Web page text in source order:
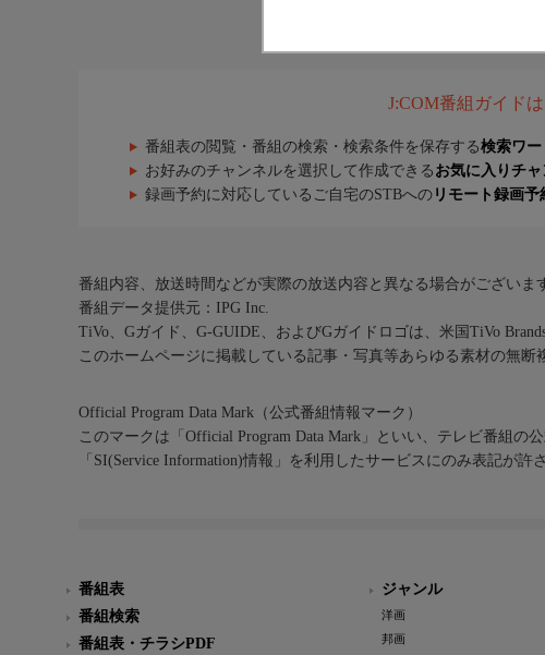
J:COM番組ガイド
番組表の閲覧・番組の検索・検索条件を保存する検索ワ
お好みのチャンネルを選択して作成できる お気に入りチ
録画予約に対応しているご自宅のSTBへの リモート録画予
番組内容、放送時間などが実際の放送内容と異なる場合がございま
番組データ提供元：IPG Inc.
TiVo、Gガイド、G-GUIDE、およびGガイドロゴは、米国TiVo
このホームページに掲載している記事・写真等あらゆる素材の無断
Official Program Data Mark（公式番組情報マーク）
このマークは「Official Program Data Mark」といい、テレビ番組の
「SI(Service Information)情報」を利用したサービスにのみ表記が許
番組表
番組検索
番組表・チラシPDF
ジャンル
洋画
邦画